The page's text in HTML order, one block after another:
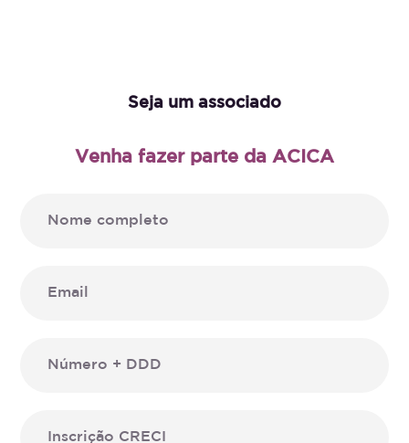
Seja um associado
Venha fazer parte da ACICA